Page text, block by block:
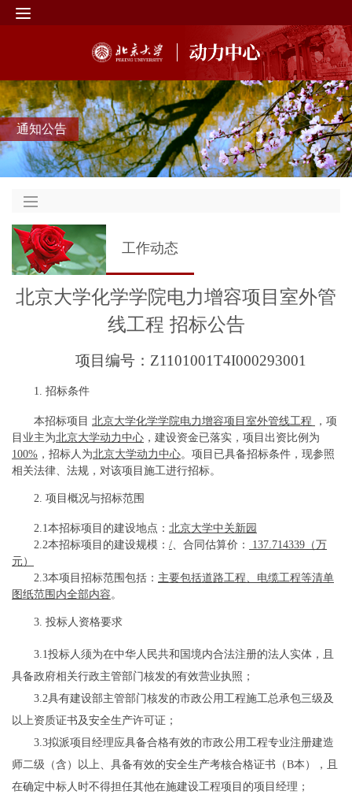
通知公告
工作动态
北京大学化学学院电力增容项目室外管
线工程 招标公告
项目编号： Z1101001T4I000293001
1. 招标条件
本招标项目 北京大学化学学院电力增容项目室外管线工程
，项
目业主为北京大学动力中心 ，建设资金已落实，项目出资比例为
100% ，招标人为北京大学动力中心。项目已具备招标条件，现参照
相关法律、法规，对该项目施工进行招标。
2. 项目概况与招标范围
2.1本招标项目的建设地点： 北京大学中关新园
2.2本招标项目的建设规模： /、合同估算价： 137.714339（万
元）
2.3本项目招标范围包括： 主要包括道路工程、电缆工程等清单
图纸范围内全部内容。
3. 投标人资格要求
3.1投标人须为在中华人民共和国境内合法注册的法人实体，且
具备政府相关行政主管部门核发的有效营业执照；
3.2具有建设部主管部门核发的市政公用工程施工总承包三级及
以上资质证书及安全生产许可证；
3.3拟派项目经理应具备合格有效的市政公用工程专业注册建造
师二级（含）以上、具备有效的安全生产考核合格证书（B本），且
在确定中标人时不得担任其他在施建设工程项目的项目经理；